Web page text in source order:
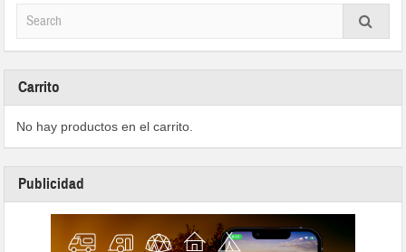
Carrito
No hay productos en el carrito.
Publicidad